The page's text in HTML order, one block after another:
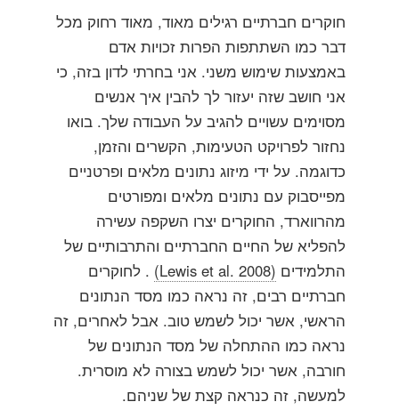
חוקרים חברתיים רגילים מאוד, מאוד רחוק מכל
דבר כמו השתתפות הפרות זכויות אדם
באמצעות שימוש משני. אני בחרתי לדון בזה, כי
אני חושב שזה יעזור לך להבין איך אנשים
מסוימים עשויים להגיב על העבודה שלך. בואו
נחזור לפרויקט הטעימות, הקשרים והזמן,
כדוגמה. על ידי מיזוג נתונים מלאים ופרטניים
מפייסבוק עם נתונים מלאים ומפורטים
מהרווארד, החוקרים יצרו השקפה עשירה
להפליא של החיים החברתיים והתרבותיים של
התלמידים (Lewis et al. 2008)
. לחוקרים
חברתיים רבים, זה נראה כמו מסד הנתונים
הראשי, אשר יכול לשמש טוב. אבל לאחרים, זה
נראה כמו ההתחלה של מסד הנתונים של
חורבה, אשר יכול לשמש בצורה לא מוסרית.
למעשה, זה כנראה קצת של שניהם.